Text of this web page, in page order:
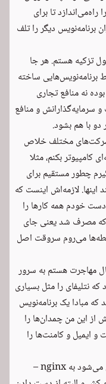
تا برای
دیگر را تلف
تزکیه هستم. هر جا
برنامه‌نویس‌هایی ساخته
نه منافع تجاری
سرمایه‌گذارانش و منافع
با هم بشود.
مختلف خلاص
بکنم، مثلا
چطور مستقیم برای
اینها. لازمه‌اش اینست که
خودم همه کارها را
که مصرف شد یعنی جای
می‌روم سروقت اصل
مهاجرت هستم به سرور
نتلیفای را مثل بسیاری
که مبادا یک برنامه‌نویس
از این من چمدان‌ها را
ایمیل و کامنت‌ها را
وب سرور بجای وب سرور نتلیفای تبدیل می‌شود به nginx –